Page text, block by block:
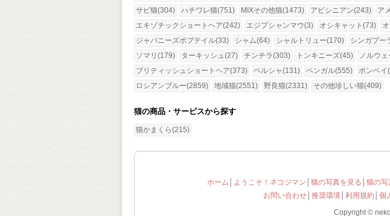
サビ猫(304)
ハチワレ猫(751) MIXその他猫(1473) アビシニアン(243) ア
エキゾチックショートヘア(242)
エジプシャンマウ(3) オシキャット(73)
ジャパニーズボブテイル(33)
シャム(64) シャルトリュー(170) シンガプー
ソマリ(179)
ターキッシュ(27) チンチラ(303) トンキニーズ(45) ノルウ
ブリティッシュショートヘア(373)
ペルシャ(131) ベンガル(555) ボンベイ
ロシアンブルー(2859)
地域猫(2551) 野良猫(2331) その他珍しい猫(409)
猫の商品・サービスから探す
猫かまくら(215)
ホーム ようこそ！ネコジマン 猫の写真を見る 猫の写
お問い合わせ 推奨環境 利用規約 個
Copyright ©